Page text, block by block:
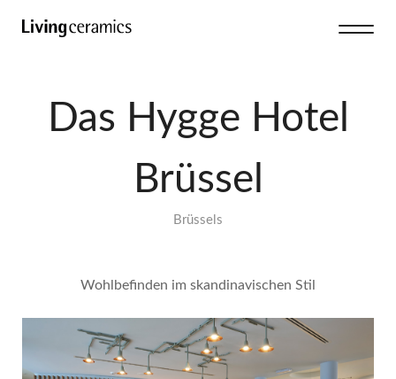
Das Hygge Hotel
Brüssel
Brüssels
Wohlbefinden im skandinavischen Stil